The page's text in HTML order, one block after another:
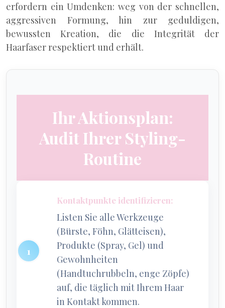
erfordern ein Umdenken: weg von der schnellen,
aggressiven Formung, hin zur geduldigen,
bewussten Kreation, die die Integrität der
Haarfaser respektiert und erhält.
Ihr Aktionsplan:
Audit Ihrer Styling-
Routine
Kontaktpunkte identifizieren:
Listen Sie alle Werkzeuge
(Bürste, Föhn, Glätteisen),
Produkte (Spray, Gel) und
Gewohnheiten
(Handtuchrubbeln, enge Zöpfe)
auf, die täglich mit Ihrem Haar
in Kontakt kommen.